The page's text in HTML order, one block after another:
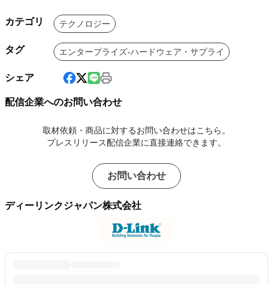
カテゴリ テクノロジー
タグ エンタープライズ-ハードウェア・サプライ
シェア
配信企業へのお問い合わせ
取材依頼・商品に対するお問い合わせはこちら。
プレスリリース配信企業に直接連絡できます。
お問い合わせ
ディーリンクジャパン株式会社